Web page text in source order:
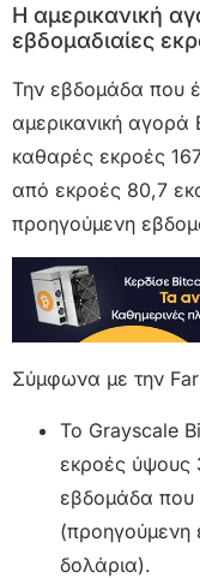
Η αμερικανική
εβδομαδιαίες
Την εβδομάδα που
αμερικανική αγορά
καθαρές εκροές
από εκροές 80,7
προηγούμενη
Σύμφωνα με την
Το Grayscale
εκροές ύψους
εβδομάδα που
(προηγούμενη
δολάρια).